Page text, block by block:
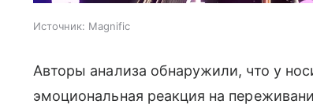
Источник: Magnific
Авторы анализа обнаружили, что у
эмоциональная реакция на